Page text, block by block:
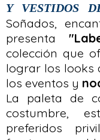
Y VESTIDOS
Soñados,
presenta
colección que
lograr los looks
los eventos y
La paleta de
costumbre,
preferidos